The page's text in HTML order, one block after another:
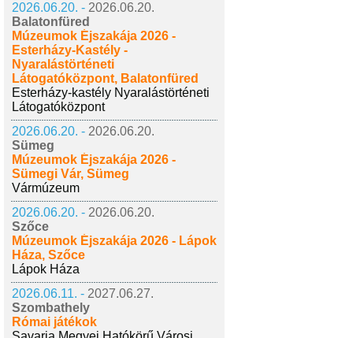
2026.06.20. - 2026.06.20.
Balatonfüred
Múzeumok Éjszakája 2026 -
Esterházy-Kastély -
Nyaralástörténeti
Látogatóközpont, Balatonfüred
Esterházy-kastély Nyaralástörténeti
Látogatóközpont
2026.06.20. - 2026.06.20.
Sümeg
Múzeumok Éjszakája 2026 -
Sümegi Vár, Sümeg
Vármúzeum
2026.06.20. - 2026.06.20.
Szőce
Múzeumok Éjszakája 2026 - Lápok
Háza, Szőce
Lápok Háza
2026.06.11. - 2027.06.27.
Szombathely
Római játékok